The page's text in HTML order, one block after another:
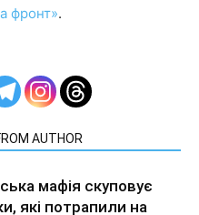
фронт».
AUTHOR
мафія скуповує
які потрапили на